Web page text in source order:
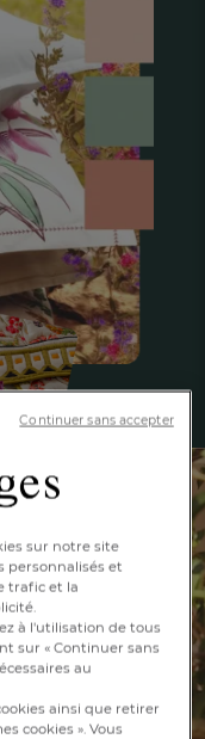
sur notre site
personnalisés et
trafic et la
à l'utilisation de tous
sur « Continuer sans
au
ainsi que retirer
cookies ». Vous
Continuer sans accepter